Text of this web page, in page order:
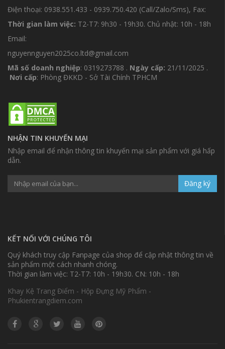
Điện thoại: 0938.551.433 - 0939.750.420 (Call/Zalo/Sms), Fax:
Thời gian làm việc: T2-T7: 9h30 - 19h30. Chủ nhật: 10h - 18h
Email:
nguyennguyen2025co.ltd@gmail.com
Mã số doanh nghiệp: 0319273788 . Ngày cấp: 21/11/2025 .
Nơi cấp: Phòng ĐKKD - Sở Tài Chính TPHCM
NHẬN TIN KHUYẾN MẠI
Nhập email để nhận thông tin khuyến mại sản phẩm với giá hấp
dẫn.
Đăng ký
KẾT NỐI VỚI CHÚNG TÔI
Quý khách truy cập Fanpage của shop để cập nhật thông tin về
sản phẩm một cách nhanh chóng.
Thời gian làm việc: T2-T7: 10h - 19h30. CN: 10h - 18h
Khay Kệ Trang Điểm - Hộp Đựng Mỹ Phẩm -
Phukientrangdiem.com